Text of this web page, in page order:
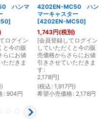
ハンマ
]
ログイン
と今の販
らにお値
ただきま
)
: 904円
4202EN-MC50 ハン
マーキャスター
[4202EN-MC50]
1,743円(税別)
[会員登録してログイン
していただくと今の販
売価格からさらにお値
引きさせていただきま
す :
2,178円]
(税込 : 1,917円)
希望小売価格: 2,178円